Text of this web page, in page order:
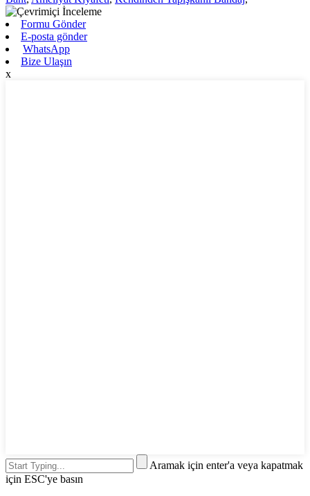
Formu Gönder
E-posta gönder
WhatsApp
Bize Ulaşın
x
Aramak için enter'a veya kapatmak
için ESC'ye basın